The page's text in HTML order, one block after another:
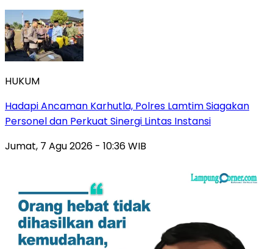
HUKUM
Hadapi Ancaman Karhutla, Polres Lamtim Siagakan
Personel dan Perkuat Sinergi Lintas Instansi
Jumat, 7 Agu 2026 - 10:36 WIB